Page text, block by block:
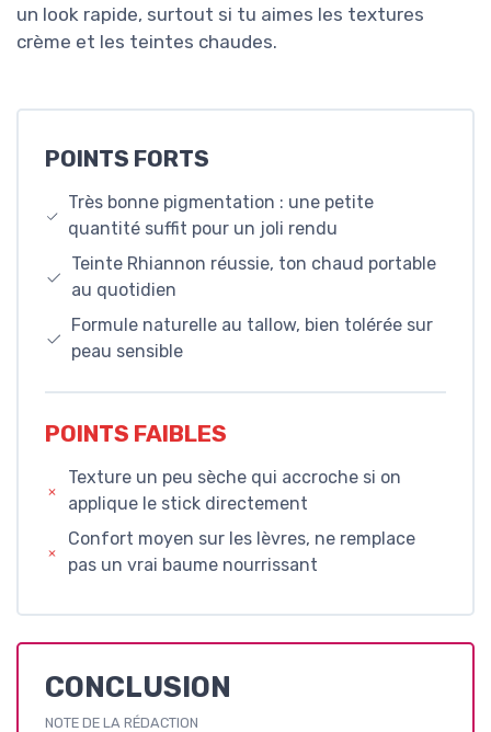
un look rapide, surtout si tu aimes les textures
crème et les teintes chaudes.
POINTS FORTS
Très bonne pigmentation : une petite
quantité suffit pour un joli rendu
Teinte Rhiannon réussie, ton chaud portable
au quotidien
Formule naturelle au tallow, bien tolérée sur
peau sensible
POINTS FAIBLES
Texture un peu sèche qui accroche si on
applique le stick directement
Confort moyen sur les lèvres, ne remplace
pas un vrai baume nourrissant
CONCLUSION
NOTE DE LA RÉDACTION